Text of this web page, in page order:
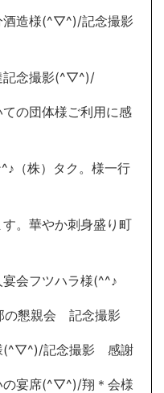
造様(^▽^)/記念撮影
記念撮影(^▽^)/
の団体様ご利用に感
（株）タク。様一行
。華やか刺身盛り町
会フツハラ様(^^♪
懇親会 記念撮影
(^▽^)/記念撮影 感謝
の宴席(^▽^)/翔＊会様